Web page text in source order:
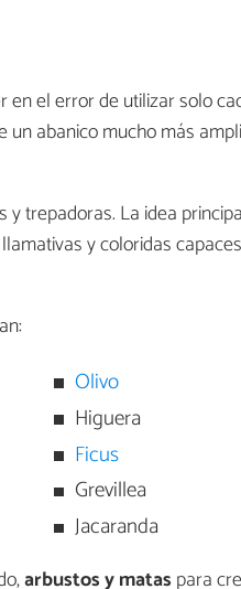
en el error de utilizar solo
abanico mucho más
trepadoras. La idea
y coloridas
Olivo
Higuera
Ficus
Grevillea
Jacaranda
arbustos y matas para